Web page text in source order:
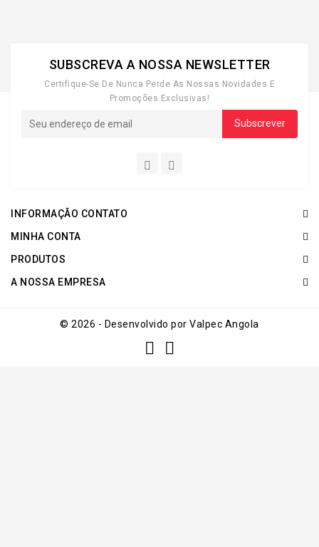
SUBSCREVA A NOSSA NEWSLETTER
Certifique-Se De Nunca Perde As Nossas Novidades E
Promoções Exclusivas!
INFORMAÇÃO CONTATO
MINHA CONTA
PRODUTOS
A NOSSA EMPRESA
© 2026 - Desenvolvido por Valpec Angola